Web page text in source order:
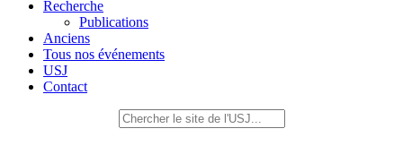
Recherche
Publications
Anciens
Tous nos événements
USJ
Contact